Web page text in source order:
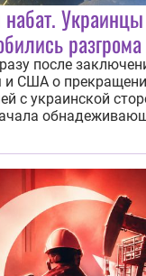
после
США о
с украинской
заявления про
в сознании
и стоящих за